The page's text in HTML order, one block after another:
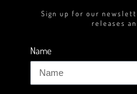
Sign up for our
releases
Name